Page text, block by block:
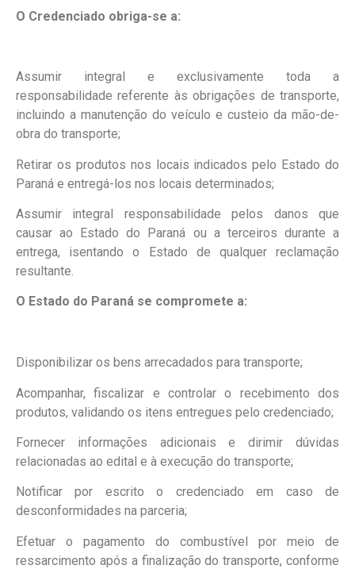
O Credenciado obriga-se a:
Assumir integral e exclusivamente toda a
responsabilidade referente às obrigações de transporte,
incluindo a manutenção do veículo e custeio da mão-de-
obra do transporte;
Retirar os produtos nos locais indicados pelo Estado do
Paraná e entregá-los nos locais determinados;
Assumir integral responsabilidade pelos danos que
causar ao Estado do Paraná ou a terceiros durante a
entrega, isentando o Estado de qualquer reclamação
resultante.
O Estado do Paraná se compromete a:
Disponibilizar os bens arrecadados para transporte;
Acompanhar, fiscalizar e controlar o recebimento dos
produtos, validando os itens entregues pelo credenciado;
Fornecer informações adicionais e dirimir dúvidas
relacionadas ao edital e à execução do transporte;
Notificar por escrito o credenciado em caso de
desconformidades na parceria;
Efetuar o pagamento do combustível por meio de
ressarcimento após a finalização do transporte, conforme